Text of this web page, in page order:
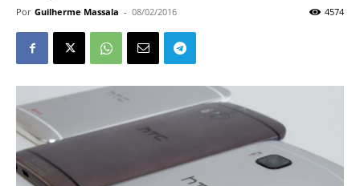
Por Guilherme Massala - 08/02/2016 4574